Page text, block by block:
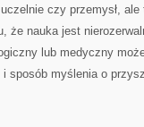
czy przemysł,
że nauka jest
lub medyczny
sposób myślenia o